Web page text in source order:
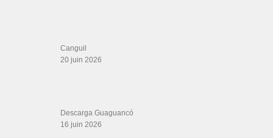
Canguil
20 juin 2026
Descarga Guaguancó
16 juin 2026